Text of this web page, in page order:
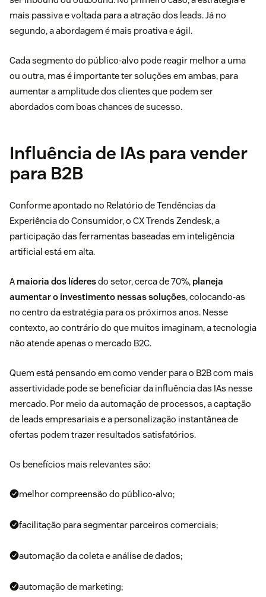
mais passiva e voltada para a atração dos leads. Já no
segundo, a abordagem é mais proativa e ágil.
Cada segmento do público-alvo pode reagir melhor a uma
ou outra, mas é importante ter soluções em ambas, para
aumentar a amplitude dos clientes que podem ser
abordados com boas chances de sucesso.
Influência de IAs para vender
para B2B
Conforme apontado no Relatório de Tendências da
Experiência do Consumidor, o CX Trends Zendesk, a
participação das ferramentas baseadas em inteligência
artificial está em alta.
A maioria dos líderesdo setor, cerca de 70%, planeja
aumentar o investimento nessas soluções, colocando-as
no centro da estratégia para os próximos anos. Nesse
contexto, ao contrário do que muitos imaginam, a tecnologia
não atende apenas o mercado B2C.
Quem está pensando em como vender para o B2B com mais
assertividade pode se beneficiar da influência das IAs nesse
mercado. Por meio da automação de processos, a captação
de leads empresariais e a personalização instantânea de
ofertas podem trazer resultados satisfatórios.
Os benefícios mais relevantes são:
melhor compreensão do público-alvo;
facilitação para segmentar parceiros comerciais;
automação da coleta e análise de dados;
automação de marketing;